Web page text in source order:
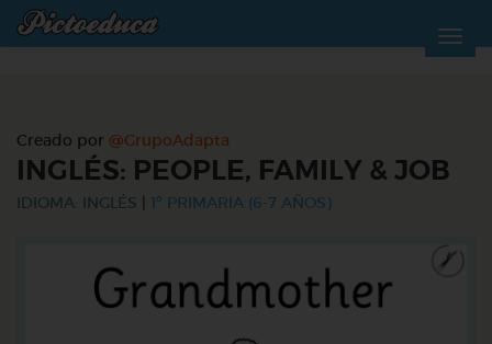
Creado por @GrupoAdapta
INGLÉS: PEOPLE, FAMILY & JOB
IDIOMA: INGLÉS 1º PRIMARIA (6-7 AÑOS)